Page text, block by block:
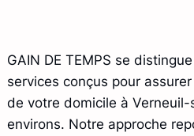
GAIN DE TEMPS se
services conçus pour
de votre domicile à
environs. Notre approche